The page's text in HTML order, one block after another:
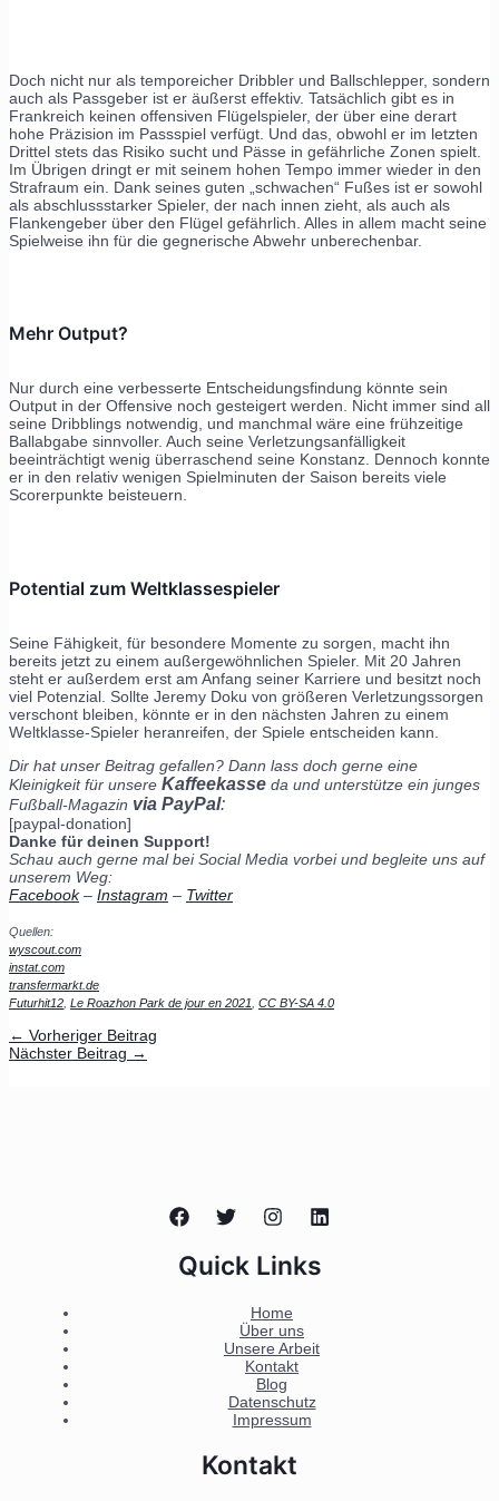
Doch nicht nur als temporeicher Dribbler und Ballschlepper, sondern
auch als Passgeber ist er äußerst effektiv. Tatsächlich gibt es in
Frankreich keinen offensiven Flügelspieler, der über eine derart
hohe Präzision im Passspiel verfügt. Und das, obwohl er im letzten
Drittel stets das Risiko sucht und Pässe in gefährliche Zonen spielt.
Im Übrigen dringt er mit seinem hohen Tempo immer wieder in den
Strafraum ein. Dank seines guten „schwachen“ Fußes ist er sowohl
als abschlussstarker Spieler, der nach innen zieht, als auch als
Flankengeber über den Flügel gefährlich. Alles in allem macht seine
Spielweise ihn für die gegnerische Abwehr unberechenbar.
Mehr Output?
Nur durch eine verbesserte Entscheidungsfindung könnte sein
Output in der Offensive noch gesteigert werden. Nicht immer sind all
seine Dribblings notwendig, und manchmal wäre eine frühzeitige
Ballabgabe sinnvoller. Auch seine Verletzungsanfälligkeit
beeinträchtigt wenig überraschend seine Konstanz. Dennoch konnte
er in den relativ wenigen Spielminuten der Saison bereits viele
Scorerpunkte beisteuern.
Potential zum Weltklassespieler
Seine Fähigkeit, für besondere Momente zu sorgen, macht ihn
bereits jetzt zu einem außergewöhnlichen Spieler. Mit 20 Jahren
steht er außerdem erst am Anfang seiner Karriere und besitzt noch
viel Potenzial. Sollte Jeremy Doku von größeren Verletzungssorgen
verschont bleiben, könnte er in den nächsten Jahren zu einem
Weltklasse-Spieler heranreifen, der Spiele entscheiden kann.
Dir hat unser Beitrag gefallen? Dann lass doch gerne eine
Kleinigkeit für unsere Kaffeekasse da und unterstütze ein junges
Fußball-Magazin via PayPal:
[paypal-donation]
Danke für deinen Support!
Schau auch gerne mal bei Social Media vorbei und begleite uns auf
unserem Weg:
Facebook– Instagram – Twitter
Quellen:
wyscout.com
instat.com
transfermarkt.de
Futurhit12 Le Roazhon Park de jour en 2021 CC BY-SA 4.0
← Vorheriger Beitrag
Nächster Beitrag →
Quick Links
Home
Über uns
Unsere Arbeit
Kontakt
Blog
Datenschutz
Impressum
Kontakt